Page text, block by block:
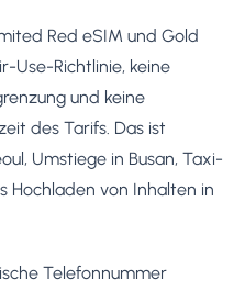
Red eSIM und Gold
Use-Richtlinie, keine
und keine
des Tarifs. Das ist
Umstiege in Busan, Taxi-
Hochladen von Inhalten in
Telefonnummer